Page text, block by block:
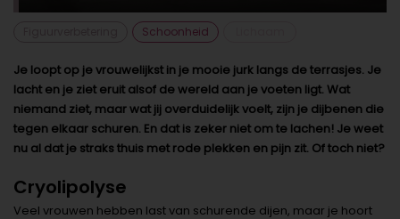
Schoonheid
Je loopt op je vrouwelijkst in je mooie jurk langs de terrasjes. Je
lacht en je ziet eruit alsof de wereld aan je voeten ligt. Wat
niemand ziet, maar wat jij overduidelijk voelt, zijn je dijbenen die
tegen elkaar schuren. En dat is zeker niet om te lachen! Je weet
nu al dat je straks thuis met rode plekken en pijn zit. Of toch niet?
Cryolipolyse
Veel vrouwen hebben last van schurende dijen, maar je hoort